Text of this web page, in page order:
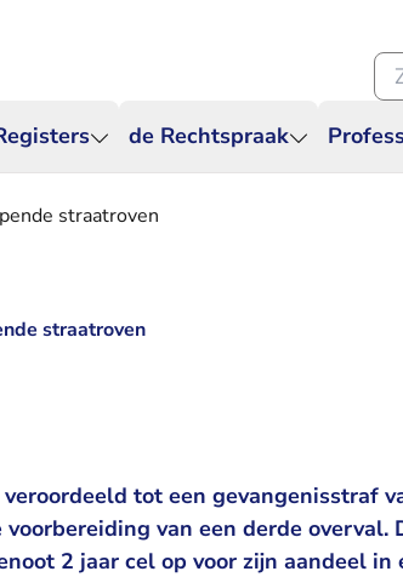
de Rechtspraak
straatroven
straatroven
tot een gevangenisstraf
van een derde overval.
2 jaar cel op voor zijn aandeel in